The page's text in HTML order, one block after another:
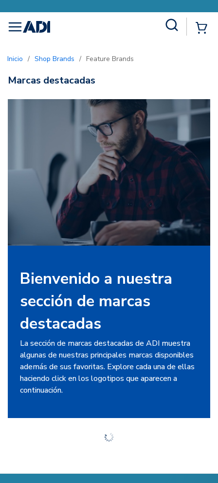
menu
Inicio / Shop Brands / Feature Brands
Marcas destacadas
Bienvenido a nuestra
sección de marcas
destacadas
La sección de marcas destacadas de ADI muestra
algunas de nuestras principales marcas disponibles
además de sus favoritas. Explore cada una de ellas
haciendo click en los logotipos que aparecen a
continuación.